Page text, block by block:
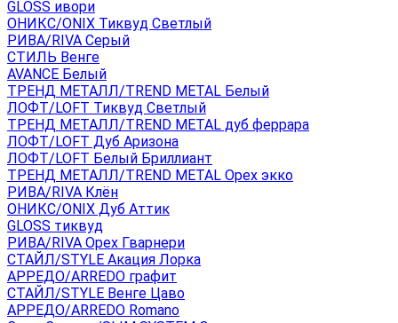
GLOSS ивори
ОНИКС/ONIX Тиквуд Светлый
РИВА/RIVA Серый
СТИЛЬ Венге
AVANСE Белый
ТРЕНД МЕТАЛЛ/TREND METAL Белый
ЛОФТ/LOFT Тиквуд Светлый
ТРЕНД МЕТАЛЛ/TREND METAL дуб феррара
ЛОФТ/LOFT Дуб Аризона
ЛОФТ/LOFT Белый Бриллиант
ТРЕНД МЕТАЛЛ/TREND METAL Орех экко
РИВА/RIVA Клён
ОНИКС/ONIX Дуб Аттик
GLOSS тиквуд
РИВА/RIVA Орех Гварнери
СТАЙЛ/STYLE Акация Лорка
АРРЕДО/ARREDO графит
СТАЙЛ/STYLE Венге Цаво
АРРЕДО/ARREDO Romano